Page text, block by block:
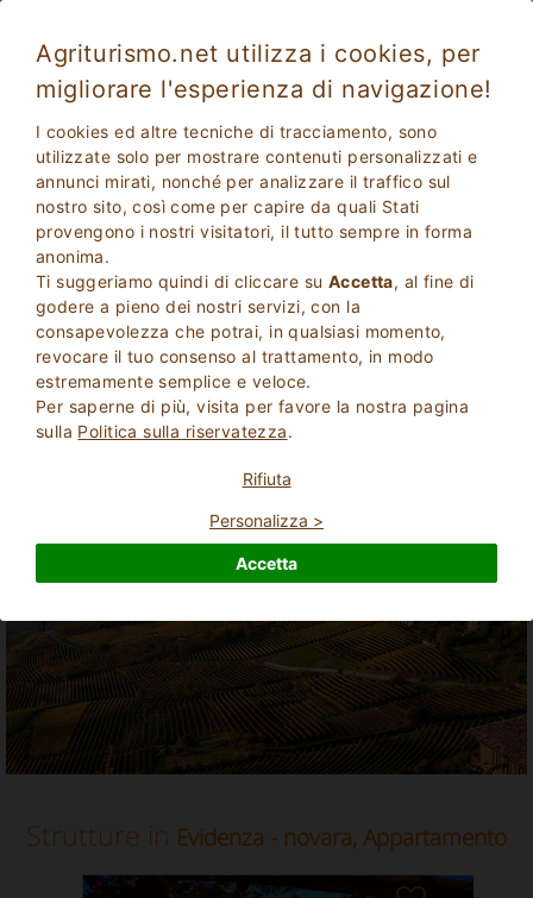
Agriturismo.net utilizza i cookies, per
migliorare l'esperienza di navigazione!
I cookies ed altre tecniche di tracciamento, sono
utilizzate solo per mostrare contenuti personalizzati e
annunci mirati, nonché per analizzare il traffico sul
nostro sito, così come per capire da quali Stati
provengono i nostri visitatori, il tutto sempre in forma
anonima.
Ti suggeriamo quindi di cliccare su Accetta, al fine di
godere a pieno dei nostri servizi, con la
consapevolezza che potrai, in qualsiasi momento,
revocare il tuo consenso al trattamento, in modo
estremamente semplice e veloce.
Per saperne di più, visita per favore la nostra pagina
sulla Politica sulla riservatezza.
Rifiuta
Personalizza >
Accetta
2Adulti
0Bambini CERCA
Piemonte
Appartamento in Novara, Piemonte
Strutture in Evidenza - novara, Appartamento